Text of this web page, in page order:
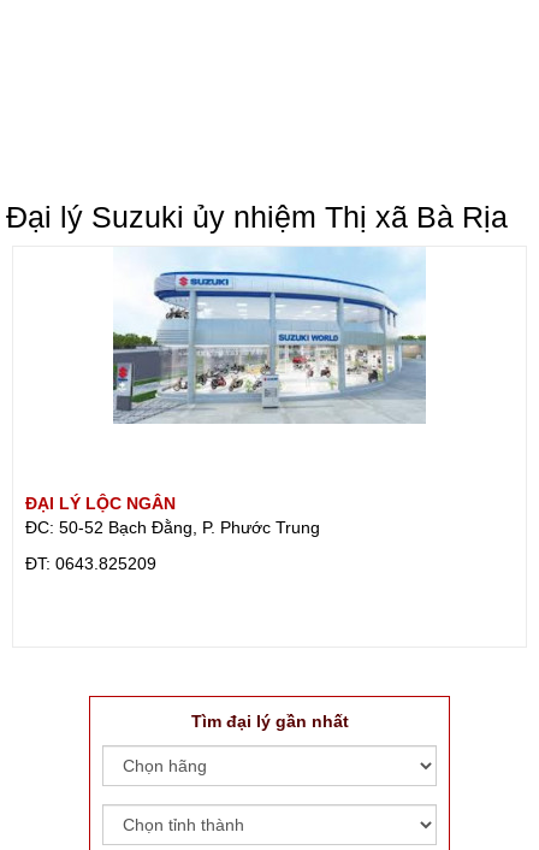
Đại lý Suzuki ủy nhiệm Thị xã Bà Rịa
ĐẠI LÝ LỘC NGÂN
ĐC: 50-52 Bạch Đằng, P. Phước Trung
ÐT: 0643.825209
Tìm đại lý gần nhất